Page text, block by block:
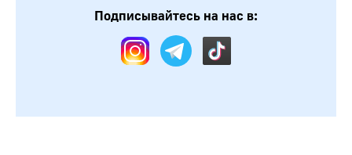
Подписывайтесь на нас в: